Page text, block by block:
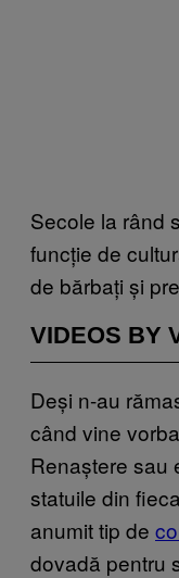
Secole la rând
funcție de
de bărbați și
VIDEOS BY
Deși n-au
când vine
Renaștere sau
statuile din
anumit tip de
dovadă pentru